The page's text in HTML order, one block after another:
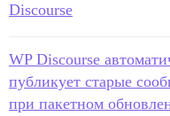
Discourse
WP Discourse
публикует старые
при пакетном